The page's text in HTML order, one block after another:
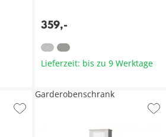
359,-
Lieferzeit: bis zu 9 Werktage
Garderobenschrank